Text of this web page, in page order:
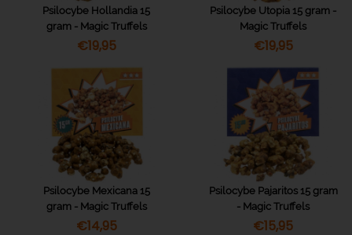
Psilocybe Hollandia 15
gram - Magic Truffels
€19,95
Psilocybe Utopia 15 gram -
Magic Truffels
€19,95
Psilocybe Mexicana 15
gram - Magic Truffels
€14,95
Psilocybe Pajaritos 15 gram
- Magic Truffels
€15,95